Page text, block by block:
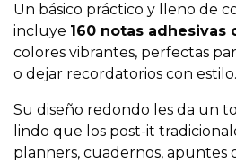
Un básico práctico y lleno de
incluye 160 notas adhesivas
colores vibrantes, perfectas
o dejar recordatorios con estilo.
Su diseño redondo les da un
lindo que los post-it
planners, cuadernos, apuntes